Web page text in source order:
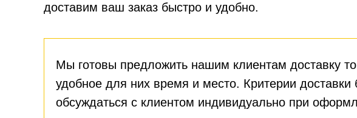
Мы готовы предложить нашим клиентам доставку
удобное для них время и место. Критерии доставки
обсуждаться с клиентом индивидуально при
доставим ваш заказ быстро и удобно.